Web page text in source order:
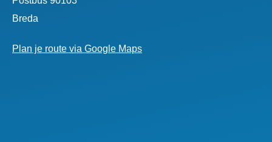
Breda
Plan je route via Google Maps